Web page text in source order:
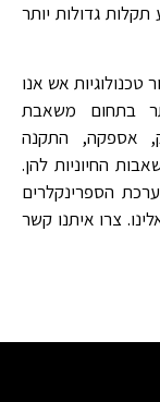
גדולות יותר
אלנור טכנולוגיות אש אנו
בתחום משאבת
אספקה, התקנה
החיוניות להן.
הספרינקלרים
צרו איתנו קשר